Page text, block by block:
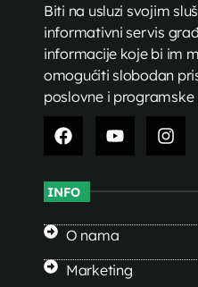
Biti na usluzi svojim
informativni servis
informacije koje bi im
omogućiti slobodan
poslovne i programske
INFO
O nama
Marketing